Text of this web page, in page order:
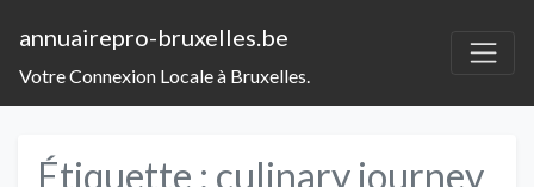
annuairepro-bruxelles.be
Votre Connexion Locale à Bruxelles.
Étiquette : culinary journey